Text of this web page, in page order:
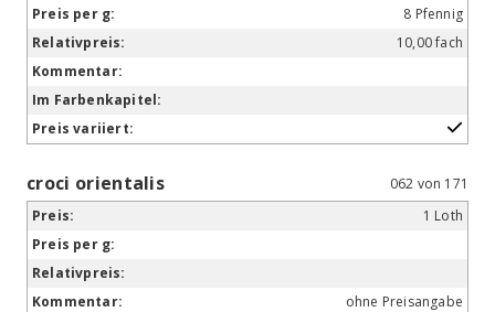
8 Pfennig
10,00 fach
croci orientalis
062 von 171
1 Loth
ohne Preisangabe